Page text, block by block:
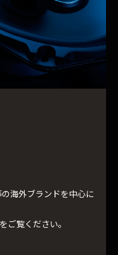
海外ブランドを中心に
ご覧ください。